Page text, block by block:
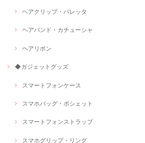
ヘアクリップ・バレッタ
ヘアバンド・カチューシャ
ヘアリボン
◆ガジェットグッズ
スマートフォンケース
スマホバッグ・ポシェット
スマートフォンストラップ
スマホグリップ・リング